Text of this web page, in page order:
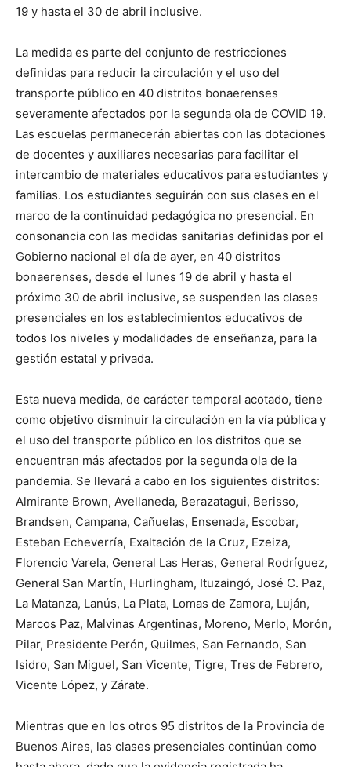
19 y hasta el 30 de abril inclusive.
La medida es parte del conjunto de restricciones
definidas para reducir la circulación y el uso del
transporte público en 40 distritos bonaerenses
severamente afectados por la segunda ola de COVID 19.
Las escuelas permanecerán abiertas con las dotaciones
de docentes y auxiliares necesarias para facilitar el
intercambio de materiales educativos para estudiantes y
familias. Los estudiantes seguirán con sus clases en el
marco de la continuidad pedagógica no presencial. En
consonancia con las medidas sanitarias definidas por el
Gobierno nacional el día de ayer, en 40 distritos
bonaerenses, desde el lunes 19 de abril y hasta el
próximo 30 de abril inclusive, se suspenden las clases
presenciales en los establecimientos educativos de
todos los niveles y modalidades de enseñanza, para la
gestión estatal y privada.
Esta nueva medida, de carácter temporal acotado, tiene
como objetivo disminuir la circulación en la vía pública y
el uso del transporte público en los distritos que se
encuentran más afectados por la segunda ola de la
pandemia. Se llevará a cabo en los siguientes distritos:
Almirante Brown, Avellaneda, Berazatagui, Berisso,
Brandsen, Campana, Cañuelas, Ensenada, Escobar,
Esteban Echeverría, Exaltación de la Cruz, Ezeiza,
Florencio Varela, General Las Heras, General Rodríguez,
General San Martín, Hurlingham, Ituzaingó, José C. Paz,
La Matanza, Lanús, La Plata, Lomas de Zamora, Luján,
Marcos Paz, Malvinas Argentinas, Moreno, Merlo, Morón,
Pilar, Presidente Perón, Quilmes, San Fernando, San
Isidro, San Miguel, San Vicente, Tigre, Tres de Febrero,
Vicente López, y Zárate.
Mientras que en los otros 95 distritos de la Provincia de
Buenos Aires, las clases presenciales continúan como